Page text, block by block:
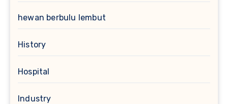
hewan berbulu lembut
History
Hospital
Industry